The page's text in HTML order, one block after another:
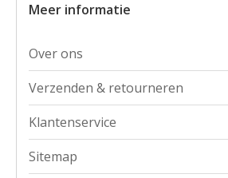
Meer informatie
Over ons
Verzenden & retourneren
Klantenservice
Sitemap